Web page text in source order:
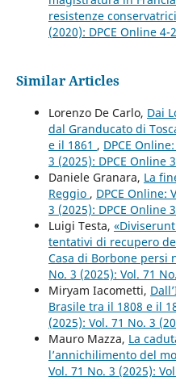
resistenze conservatrici
(2020): DPCE Online 4-
Similar Articles
Lorenzo De Carlo, Dai
dal Granducato di
e il 1861 , DPCE
3 (2025): DPCE Online
Daniele Granara, La
Reggio , DPCE Online:
3 (2025): DPCE Online
Luigi Testa,
tentativi di recupero
Casa di Borbone persi
No. 3 (2025): Vol. 71
Miryam Iacometti,
Brasile tra il 1808 e il
(2025): Vol. 71 No. 3
Mauro Mazza, La
l’annichilimento del
Vol. 71 No. 3 (2025):